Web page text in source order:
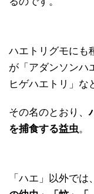
ハエトリグモにも
が「アダンソンハ
ヒゲハエトリ」な
その名のとおり、
を捕食する益虫。
「ハエ」以外では